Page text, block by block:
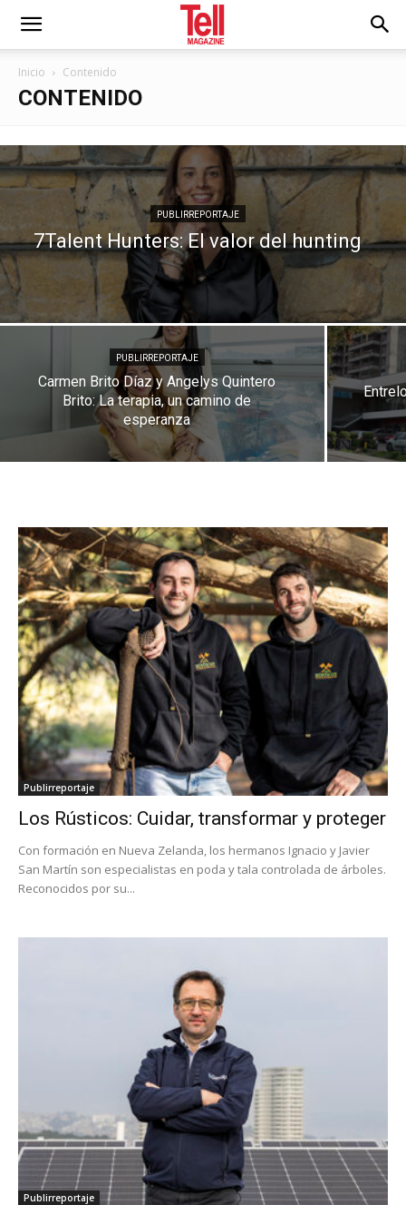
Inicio Contenido
CONTENIDO
PUBLIRREPORTAJE
7Talent Hunters: El valor del hunting
PUBLIRREPORTAJE
Carmen Brito Díaz y Angelys Quintero
Brito: La terapia, un camino de
esperanza
Publirreportaje
Los Rústicos: Cuidar, transformar y proteger
Con formación en Nueva Zelanda, los hermanos Ignacio y Javier
San Martín son especialistas en poda y tala controlada de árboles.
Reconocidos por su...
Publirreportaje